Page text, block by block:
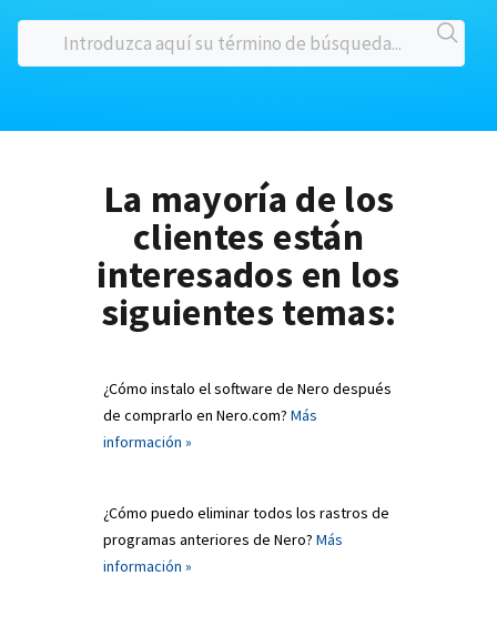
La mayoría de los
clientes están
interesados en los
siguientes temas:
¿Cómo instalo el software de Nero después
de comprarlo en Nero.com? Más
información »
¿Cómo puedo eliminar todos los rastros de
programas anteriores de Nero? Más
información »